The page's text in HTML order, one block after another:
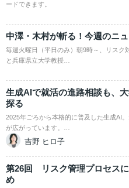
ードできます。
中澤・木村が斬る！今週のニ
毎週火曜日（平日のみ）朝9時～、リス
と兵庫県立大学教授…
生成AIで就活の進路相談も、
探る
2025年ごろから本格的に普及した生成AI
が広がっています。…
吉野 ヒロ子
第26回 リスク管理プロセス
め